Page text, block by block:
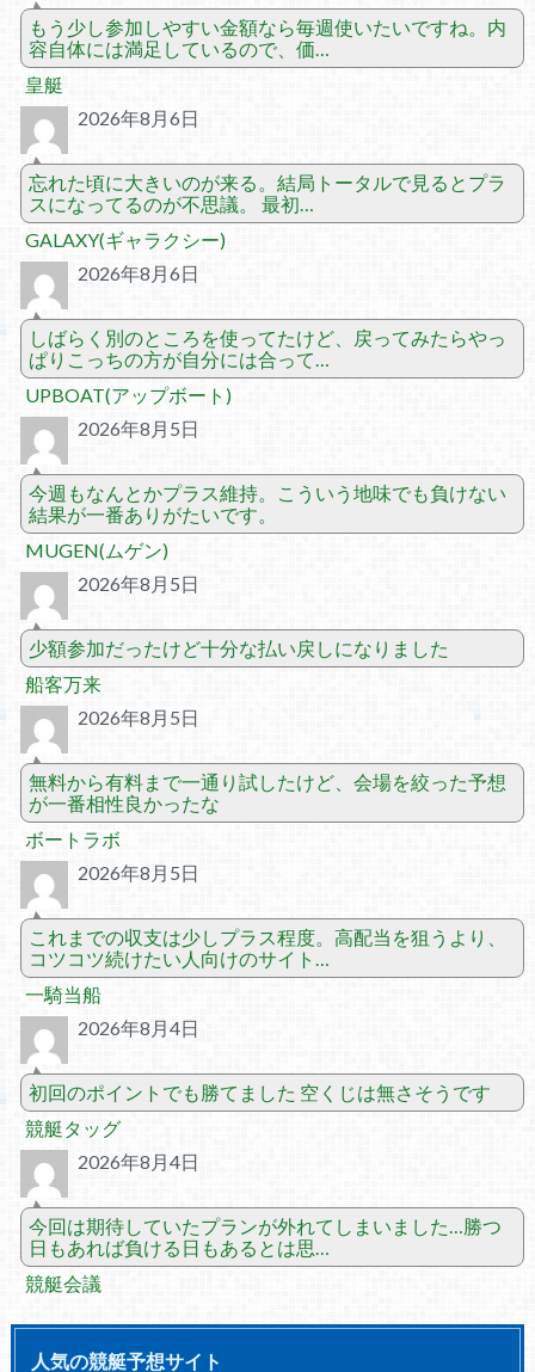
もう少し参加しやすい金額なら毎週使いたいですね。内
容自体には満足しているので、価…
皇艇
2026年8月6日
忘れた頃に大きいのが来る。結局トータルで見るとプラ
スになってるのが不思議。 最初…
GALAXY(ギャラクシー)
2026年8月6日
しばらく別のところを使ってたけど、戻ってみたらやっ
ぱりこっちの方が自分には合って…
UPBOAT(アップボート)
2026年8月5日
今週もなんとかプラス維持。こういう地味でも負けない
結果が一番ありがたいです。
MUGEN(ムゲン)
2026年8月5日
少額参加だったけど十分な払い戻しになりました
船客万来
2026年8月5日
無料から有料まで一通り試したけど、会場を絞った予想
が一番相性良かったな
ボートラボ
2026年8月5日
これまでの収支は少しプラス程度。高配当を狙うより、
コツコツ続けたい人向けのサイト…
一騎当船
2026年8月4日
初回のポイントでも勝てました 空くじは無さそうです
競艇タッグ
2026年8月4日
今回は期待していたプランが外れてしまいました…勝つ
日もあれば負ける日もあるとは思…
競艇会議
人気の競艇予想サイト